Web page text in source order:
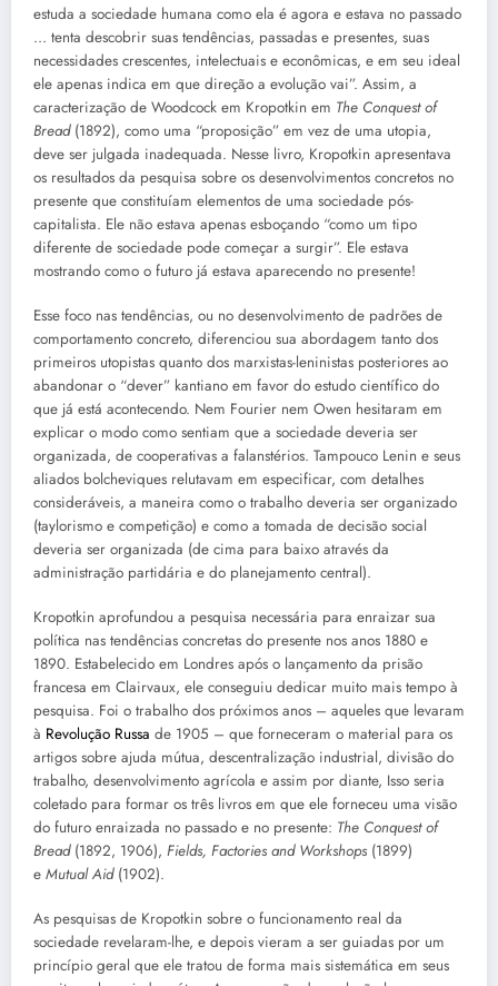
estuda a sociedade humana como ela é agora e estava no passado
… tenta descobrir suas tendências, passadas e presentes, suas
necessidades crescentes, intelectuais e econômicas, e em seu ideal
ele apenas indica em que direção a evolução vai”. Assim, a
caracterização de Woodcock em Kropotkin em The Conquest of
Bread(1892), como uma “proposição” em vez de uma utopia,
deve ser julgada inadequada. Nesse livro, Kropotkin apresentava
os resultados da pesquisa sobre os desenvolvimentos concretos no
presente que constituíam elementos de uma sociedade pós-
capitalista. Ele não estava apenas esboçando “como um tipo
diferente de sociedade pode começar a surgir”. Ele estava
mostrando como o futuro já estava aparecendo no presente!
Esse foco nas tendências, ou no desenvolvimento de padrões de
comportamento concreto, diferenciou sua abordagem tanto dos
primeiros utopistas quanto dos marxistas-leninistas posteriores ao
abandonar o “dever” kantiano em favor do estudo científico do
que já está acontecendo. Nem Fourier nem Owen hesitaram em
explicar o modo como sentiam que a sociedade deveria ser
organizada, de cooperativas a falanstérios. Tampouco Lenin e seus
aliados bolcheviques relutavam em especificar, com detalhes
consideráveis, a maneira como o trabalho deveria ser organizado
(taylorismo e competição) e como a tomada de decisão social
deveria ser organizada (de cima para baixo através da
administração partidária e do planejamento central).
Kropotkin aprofundou a pesquisa necessária para enraizar sua
política nas tendências concretas do presente nos anos 1880 e
1890. Estabelecido em Londres após o lançamento da prisão
francesa em Clairvaux, ele conseguiu dedicar muito mais tempo à
pesquisa. Foi o trabalho dos próximos anos – aqueles que levaram
à Revolução Russa de 1905 – que forneceram o material para os
artigos sobre ajuda mútua, descentralização industrial, divisão do
trabalho, desenvolvimento agrícola e assim por diante, Isso seria
coletado para formar os três livros em que ele forneceu uma visão
do futuro enraizada no passado e no presente: The Conquest of
Bread(1892, 1906), Fields, Factories and Workshops (1899)
e Mutual Aid(1902).
As pesquisas de Kropotkin sobre o funcionamento real da
sociedade revelaram-lhe, e depois vieram a ser guiadas por um
princípio geral que ele tratou de forma mais sistemática em seus